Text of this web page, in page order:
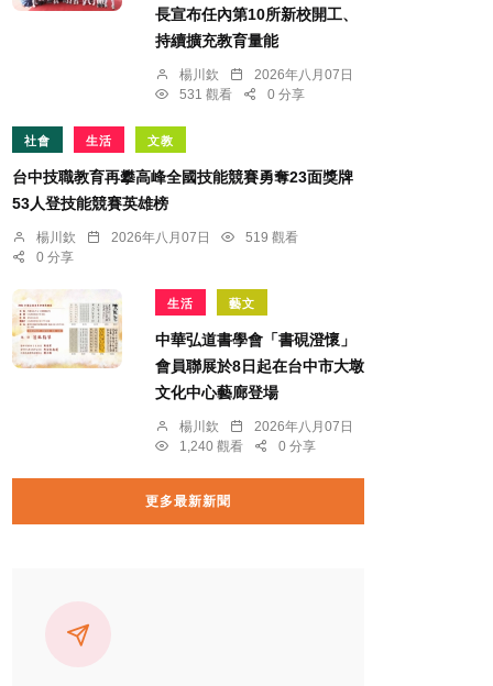
長宣布任內第10所新校開工、
持續擴充教育量能
楊川欽
2026年八月07日
531 觀看
0 分享
社會 生活 文教
台中技職教育再攀高峰全國技能競賽勇奪23面獎牌
53人登技能競賽英雄榜
楊川欽 2026年八月07日
519 觀看
0 分享
生活 藝文
中華弘道書學會「書硯澄懷」
會員聯展於8日起在台中市大墩
文化中心藝廊登場
楊川欽
2026年八月07日
1,240 觀看
0 分享
更多最新新聞